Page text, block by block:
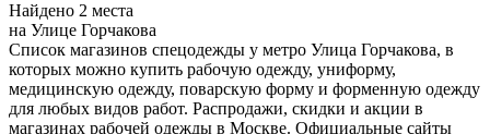
Найдено 2 места
на Улице Горчакова
Список магазинов спецодежды у метро Улица Горчакова, в
которых можно купить рабочую одежду, униформу,
медицинскую одежду, поварскую форму и форменную одежду
для любых видов работ. Распродажи, скидки и акции в
магазинах рабочей одежды в Москве. Официальные сайты